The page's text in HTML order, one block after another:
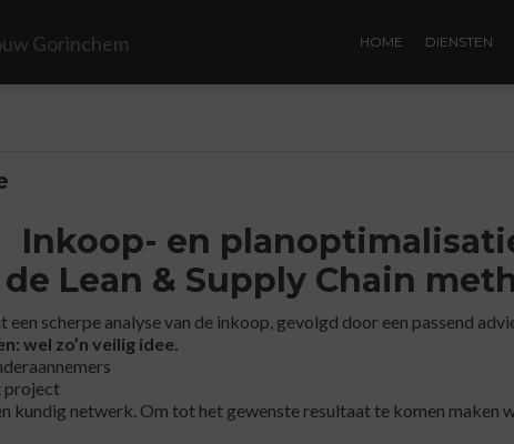
HOME DIENSTEN
Inkoop- en
Lean & Supply Chain
scherpe analyse van de inkoop, gevolgd door een passend
wel zo’n veilig idee.
project
kundig netwerk. Om tot het gewenste resultaat te komen maken